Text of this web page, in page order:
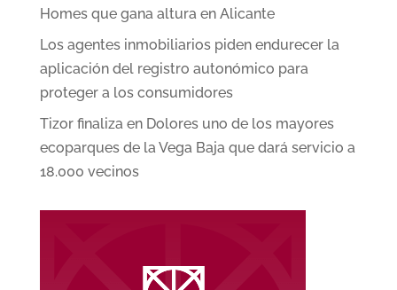
Homes que gana altura en Alicante
Los agentes inmobiliarios piden endurecer la
aplicación del registro autonómico para
proteger a los consumidores
Tizor finaliza en Dolores uno de los mayores
ecoparques de la Vega Baja que dará servicio a
18.000 vecinos